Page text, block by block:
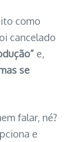
como
cancelado
e,
se
falar, né?
e